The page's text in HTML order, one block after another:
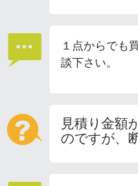
１点からでも
談下さい。
見積り金額
のですが、